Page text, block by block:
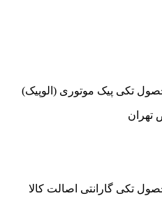
پیک موتوری (الوپیک)
گارانتی اصالت کالا